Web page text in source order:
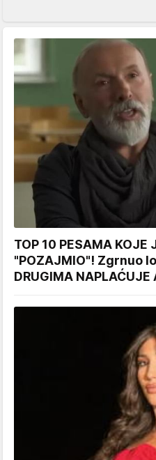
TOP 10 PESAMA KOJE
"POZAJMIO"! Zgrnuo
DRUGIMA NAPLAĆUJE